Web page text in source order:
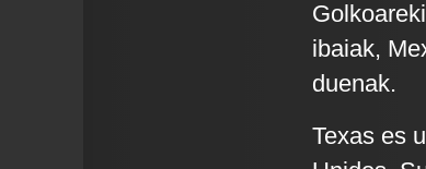
ibaiak,
duenak.
Texas es